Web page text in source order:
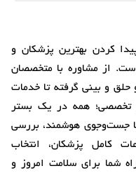
کردن بهترین پزشکان و
از مشاوره با متخصصان
و بینی گرفته تا خدمات
تخصصی؛ همه در یک بستر
جست‌وجوی هوشمند، بررسی
کامل پزشکان، انتخاب
شما برای سلامت امروز و